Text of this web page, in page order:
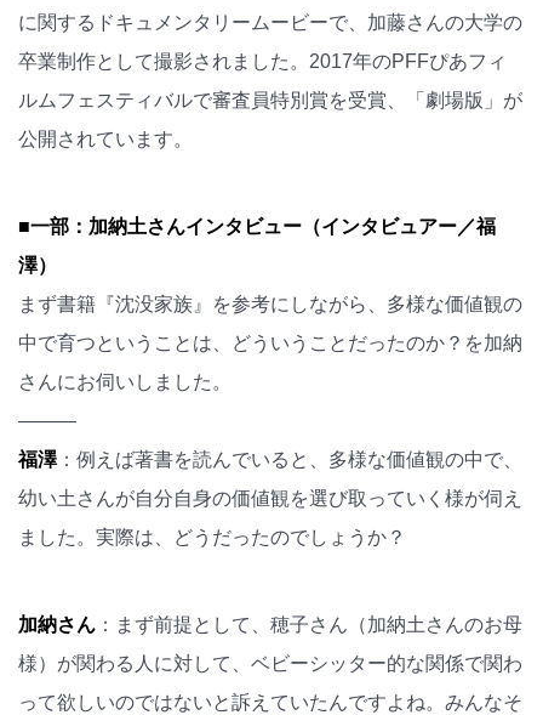
に関するドキュメンタリームービーで、加藤さんの大学の
卒業制作として撮影されました。2017年のPFFぴあフィ
ルムフェスティバルで審査員特別賞を受賞、「劇場版」が
公開されています。
■一部：加納土さんインタビュー（インタビュアー／福
澤）
まず書籍『沈没家族』を参考にしながら、多様な価値観の
中で育つということは、どういうことだったのか？を加納
さんにお伺いしました。
―――
福澤：例えば著書を読んでいると、多様な価値観の中で、
幼い土さんが自分自身の価値観を選び取っていく様が伺え
ました。実際は、どうだったのでしょうか？
加納さん ：まず前提として、穂子さん（加納土さんのお母
様）が関わる人に対して、ベビーシッター的な関係で関わ
って欲しいのではないと訴えていたんですよね。みんなそ